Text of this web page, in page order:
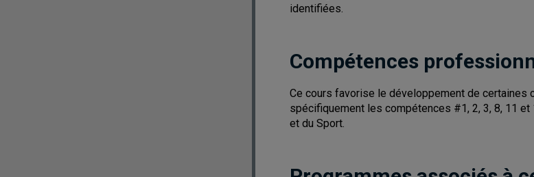
identifiées.
Compétences
Ce cours favorise le développement de
spécifiquement les compétences #1, 2, 3, 8, 11
et du Sport.